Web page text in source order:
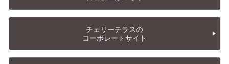
チェリーテラスの
コーポレートサイト